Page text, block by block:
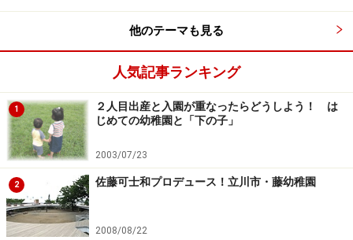
他のテーマも見る
人気記事ランキング
1
２人目出産と入園が重なったらどうしよう！ は
じめての幼稚園と「下の子」
2003/07/23
2 佐藤可士和プロデュース！立川市・藤幼稚園
2008/08/22